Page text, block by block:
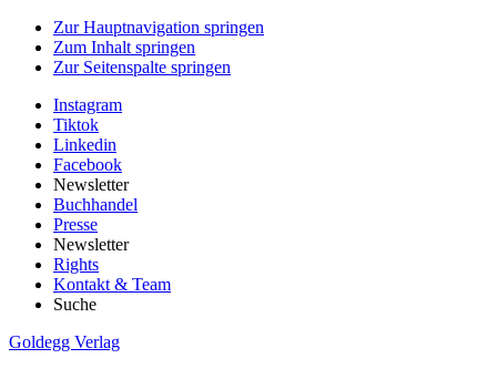
Zur Hauptnavigation springen
Zum Inhalt springen
Zur Seitenspalte springen
Instagram
Tiktok
Linkedin
Facebook
Newsletter
Buchhandel
Presse
Newsletter
Rights
Kontakt & Team
Suche
Goldegg Verlag